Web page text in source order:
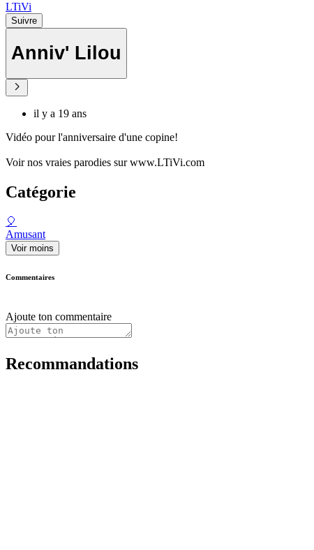
LTiVi
Suivre
Anniv' Lilou
il y a 19 ans
Vidéo pour l'anniversaire d'une copine!
Voir nos vraies parodies sur www.LTiVi.com
Catégorie
🎈
Amusant
Voir moins
Commentaires
Ajoute ton commentaire
Recommandations